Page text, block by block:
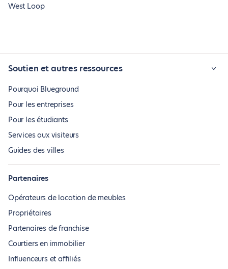
West Loop
Soutien et autres ressources
Pourquoi Blueground
Pour les entreprises
Pour les étudiants
Services aux visiteurs
Guides des villes
Partenaires
Opérateurs de location de meubles
Propriétaires
Partenaires de franchise
Courtiers en immobilier
Influenceurs et affiliés